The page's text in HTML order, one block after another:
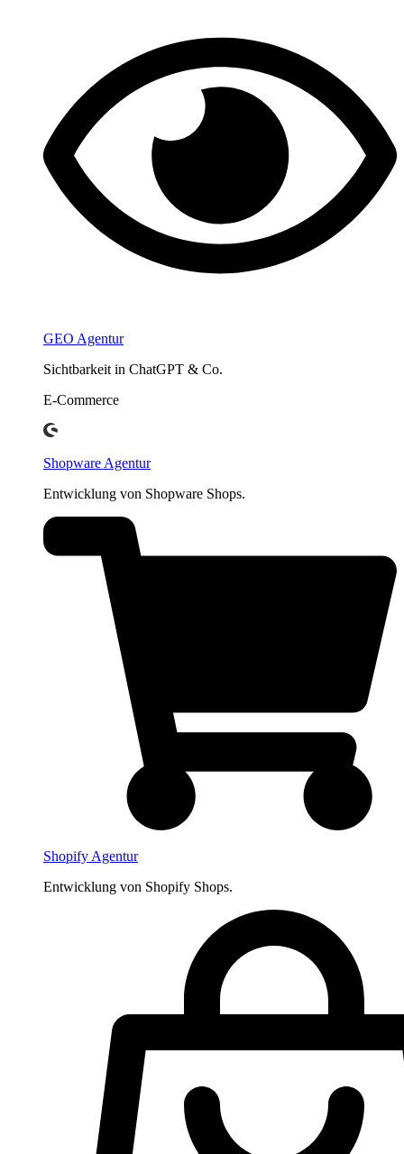
GEO Agentur
Sichtbarkeit in ChatGPT & Co.
E-Commerce
Shopware Agentur
Entwicklung von Shopware Shops.
Shopify Agentur
Entwicklung von Shopify Shops.